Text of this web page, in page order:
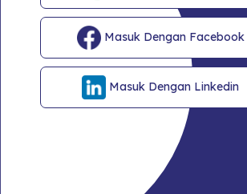
Masuk Dengan Facebook
Masuk Dengan Linkedin